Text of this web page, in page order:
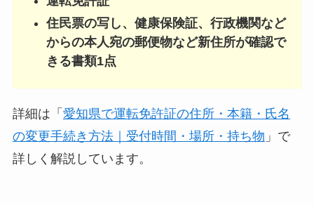
住民票の写し、健康保険証、行政機関など
からの本人宛の郵便物など新住所が確認で
きる書類1点
詳細は「 愛知県で運転免許証の住所・本籍・氏名
の変更手続き方法｜受付時間・場所・持ち物 」で
詳しく解説しています。